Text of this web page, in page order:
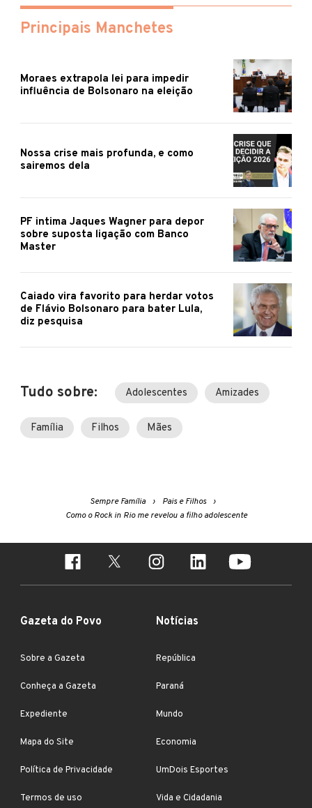
Principais Manchetes
Moraes extrapola lei para impedir
influência de Bolsonaro na eleição
Nossa crise mais profunda, e como
sairemos dela
PF intima Jaques Wagner para depor
sobre suposta ligação com Banco
Master
Caiado vira favorito para herdar votos
de Flávio Bolsonaro para bater Lula,
diz pesquisa
Tudo sobre: Adolescentes Amizades
Família Filhos Mães
Sempre Família
Pais e Filhos
Como o Rock in Rio me revelou a filho adolescente
Gazeta do Povo
Sobre a Gazeta
Conheça a Gazeta
Expediente
Mapa do Site
Política de Privacidade
Termos de uso
Notícias
República
Paraná
Mundo
Economia
UmDois Esportes
Vida e Cidadania